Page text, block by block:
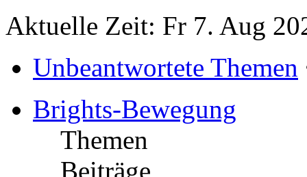
Aktuelle Zeit: Fr 7. Aug
Unbeantwortete Themen
Brights-Bewegung
Themen
Beiträge